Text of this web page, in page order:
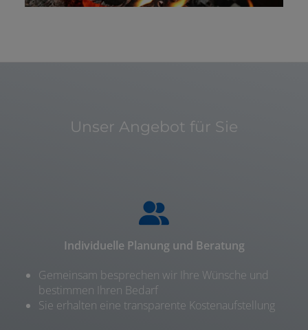
Unser Angebot für Sie
Individuelle Planung und Beratung
Gemeinsam besprechen wir Ihre Wünsche und
bestimmen Ihren Bedarf
Sie erhalten eine transparente Kostenaufstellung